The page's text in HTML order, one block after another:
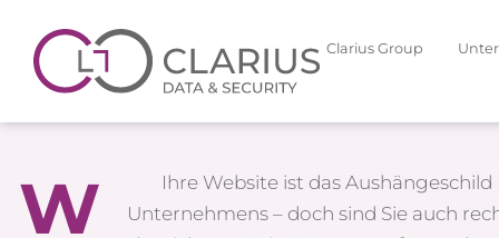
Clarius Group
W
Ihre Website ist das Aushängeschild
Unternehmens – doch sind Sie auch